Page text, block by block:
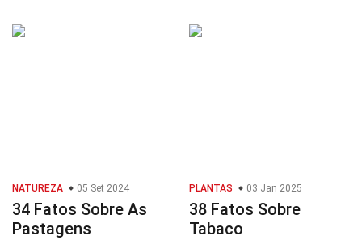
NATUREZA 05 Set 2024
34 Fatos Sobre As
Pastagens
PLANTAS 03 Jan 2025
38 Fatos Sobre
Tabaco